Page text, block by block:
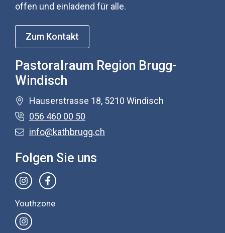
offen und einladend für alle.
Zum Kontakt
Pastoralraum Region Brugg-
Windisch
Hauserstrasse 18, 5210 Windisch
056 460 00 50
info@kathbrugg.ch
Folgen Sie uns
Youthzone